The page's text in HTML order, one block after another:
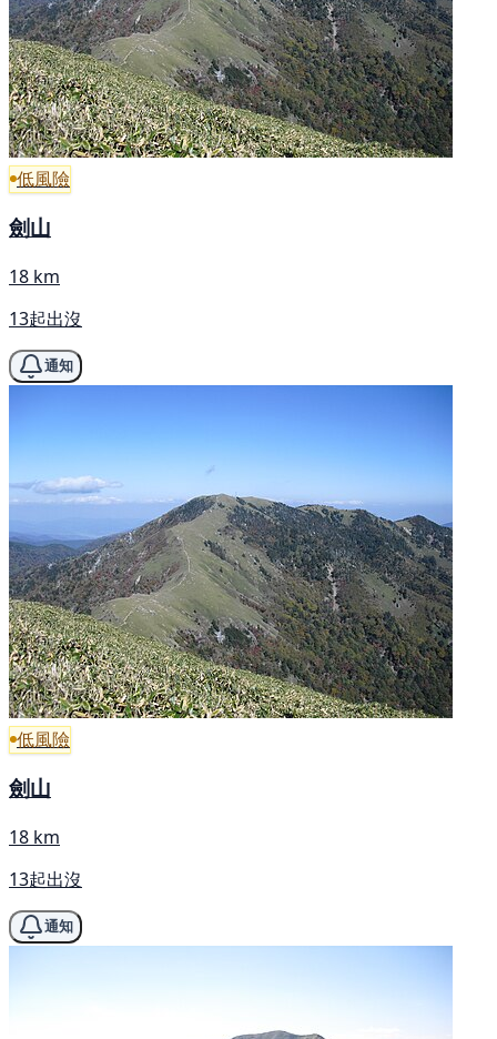
低風險
劍山
18 km
13起出沒
通知
低風險
劍山
18 km
13起出沒
通知